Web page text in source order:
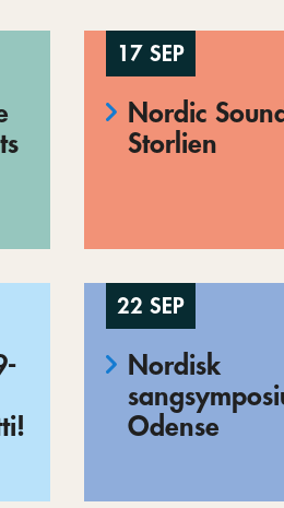
17 SEP
Nordic
Storlien
22 SEP
Nordisk
Odense